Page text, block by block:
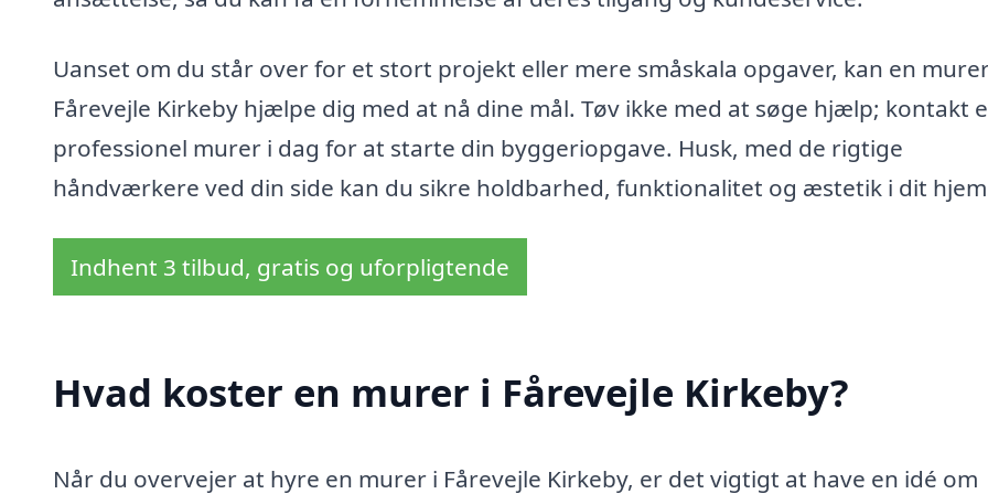
Uanset om du står over for et stort projekt eller mere småskala opgaver, kan en
Fårevejle Kirkeby hjælpe dig med at nå dine mål. Tøv ikke med at søge hjælp; kontakt
professionel murer i dag for at starte din byggeriopgave. Husk, med de rigtige
håndværkere ved din side kan du sikre holdbarhed, funktionalitet og æstetik i dit
Indhent 3 tilbud, gratis og uforpligtende
Hvad koster en murer i Fårevejle Kirkeby?
Når du overvejer at hyre en murer i Fårevejle Kirkeby, er det vigtigt at have en idé om